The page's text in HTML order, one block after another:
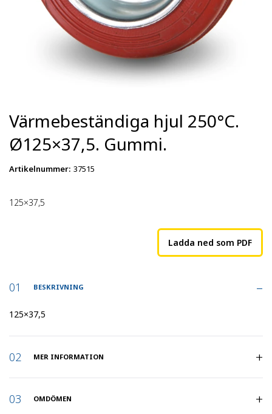
Värmebeständiga hjul 250°C.
Ø125×37,5. Gummi.
Artikelnummer: 37515
125×37,5
Ladda ned som PDF
BESKRIVNING
125×37,5
MER INFORMATION
Artikelnummer
OMDÖMEN